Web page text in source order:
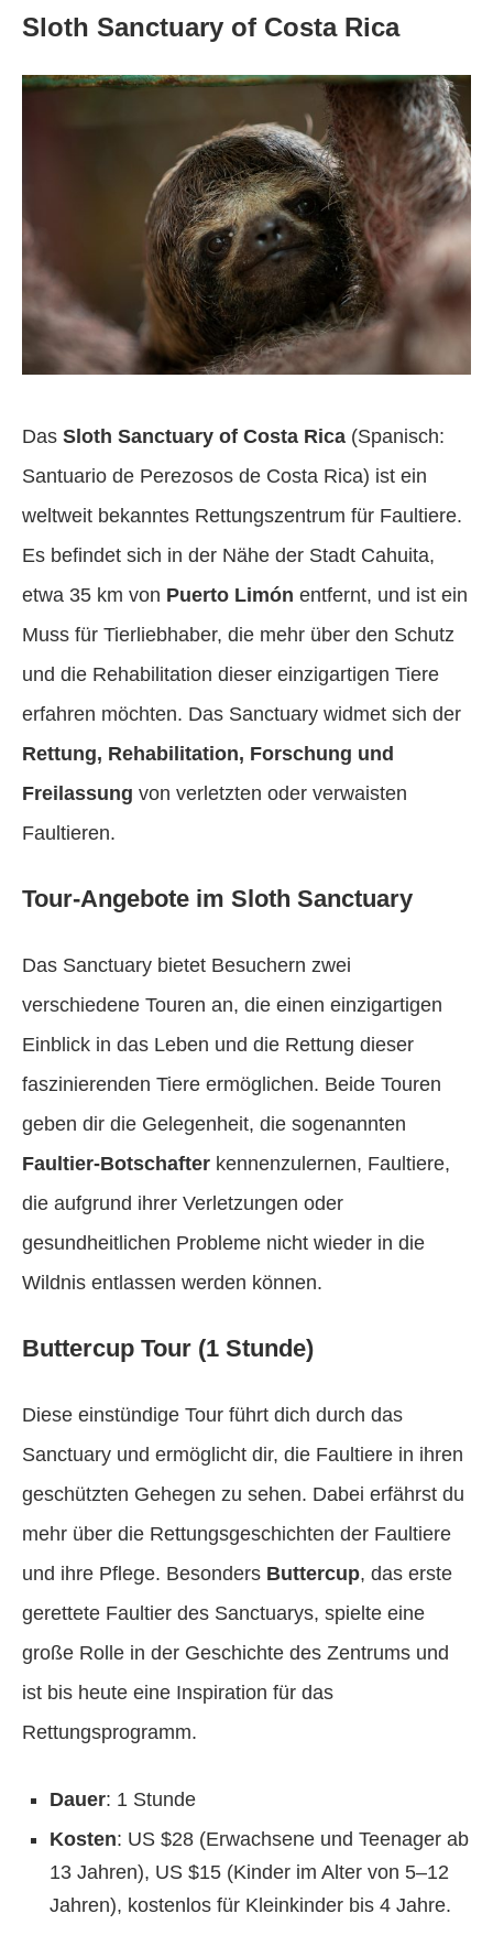
Sloth Sanctuary of Costa Rica
Das Sloth Sanctuary of Costa Rica (Spanisch:
Santuario de Perezosos de Costa Rica) ist ein
weltweit bekanntes Rettungszentrum für Faultiere.
Es befindet sich in der Nähe der Stadt Cahuita,
etwa 35 km von Puerto Limón entfernt, und ist ein
Muss für Tierliebhaber, die mehr über den Schutz
und die Rehabilitation dieser einzigartigen Tiere
erfahren möchten. Das Sanctuary widmet sich der
Rettung, Rehabilitation, Forschung und
Freilassung von verletzten oder verwaisten
Faultieren.
Tour-Angebote im Sloth Sanctuary
Das Sanctuary bietet Besuchern zwei
verschiedene Touren an, die einen einzigartigen
Einblick in das Leben und die Rettung dieser
faszinierenden Tiere ermöglichen. Beide Touren
geben dir die Gelegenheit, die sogenannten
Faultier-Botschafter kennenzulernen, Faultiere,
die aufgrund ihrer Verletzungen oder
gesundheitlichen Probleme nicht wieder in die
Wildnis entlassen werden können.
Buttercup Tour (1 Stunde)
Diese einstündige Tour führt dich durch das
Sanctuary und ermöglicht dir, die Faultiere in ihren
geschützten Gehegen zu sehen. Dabei erfährst du
mehr über die Rettungsgeschichten der Faultiere
und ihre Pflege. Besonders Buttercup, das erste
gerettete Faultier des Sanctuarys, spielte eine
große Rolle in der Geschichte des Zentrums und
ist bis heute eine Inspiration für das
Rettungsprogramm.
Dauer: 1 Stunde
Kosten: US $28 (Erwachsene und Teenager ab
13 Jahren), US $15 (Kinder im Alter von 5–12
Jahren), kostenlos für Kleinkinder bis 4 Jahre.